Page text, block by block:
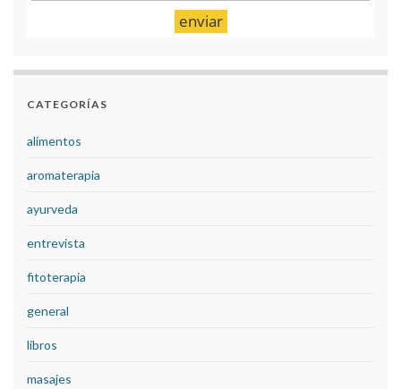
CATEGORÍAS
alimentos
aromaterapia
ayurveda
entrevista
fitoterapia
general
libros
masajes